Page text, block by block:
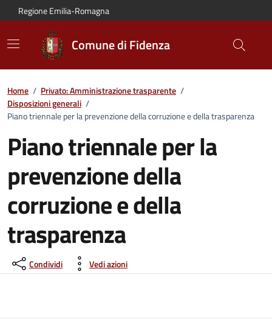
Vai al contenuto principale
Vai alla navigazione del sito
Vai al piede di pagina
Regione Emilia-Romagna
Comune di Fidenza
Home / Privato: Amministrazione trasparente /
Disposizioni generali /
Piano triennale per la prevenzione della corruzione e della trasparenza
Piano triennale per la
prevenzione della
corruzione e della
trasparenza
Condividi Vedi azioni